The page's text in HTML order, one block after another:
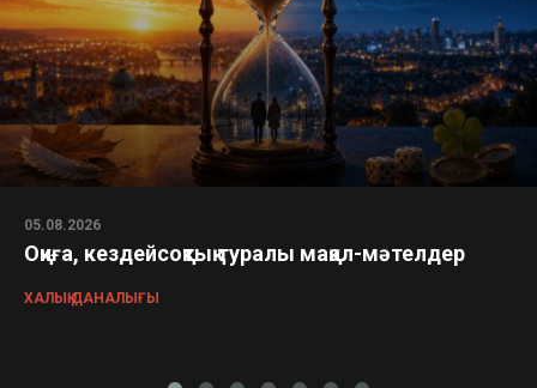
05.08.2026
Оқиға, кездейсоқтық туралы мақал-мәтелдер
ХАЛЫҚ ДАНАЛЫҒЫ